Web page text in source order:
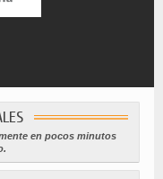
en pocos minutos